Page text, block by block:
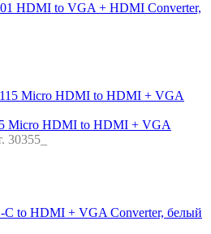
HDMI to VGA + HDMI Converter,
Micro HDMI to HDMI + VGA
30355_